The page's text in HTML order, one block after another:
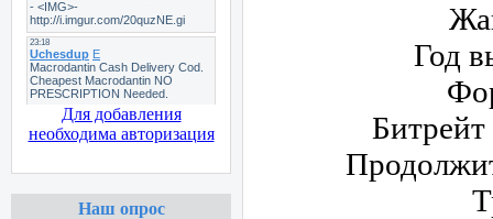
Для добавления
необходима авторизация
Наш опрос
Год
Битрейт